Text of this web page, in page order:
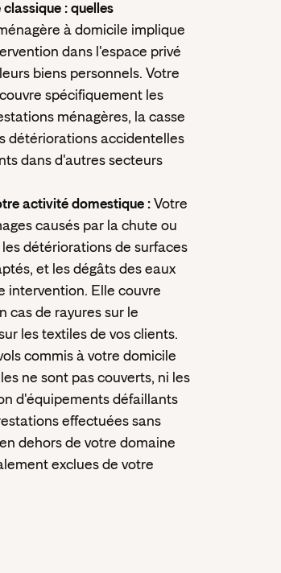
: quelles
à domicile implique
dans l'espace privé
biens personnels. Votre
spécifiquement les
ménagères, la casse
détériorations accidentelles
dans d'autres secteurs
activité domestique : Votre
causés par la chute ou
détériorations de surfaces
et les dégâts des eaux
intervention. Elle couvre
cas de rayures sur le
les textiles de vos clients.
commis à votre domicile
ne sont pas couverts, ni les
d'équipements défaillants
effectuées sans
dehors de votre domaine
exclues de votre